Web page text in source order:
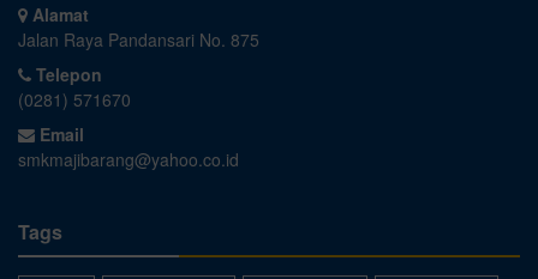
Alamat
Jalan Raya Pandansari No. 875
Telepon
(0281) 571670
Email
smkmajibarang@yahoo.co.id
Tags